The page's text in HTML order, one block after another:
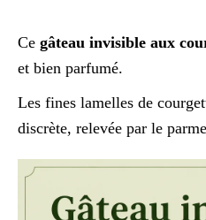
Ce gâteau invisible aux
et bien parfumé.
Les fines lamelles de
discrète, relevée par le